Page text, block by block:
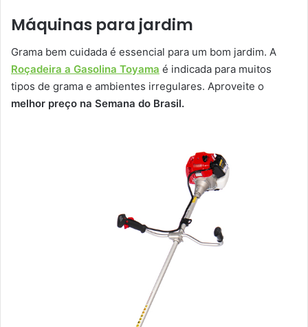
Máquinas para jardim
Grama bem cuidada é essencial para um bom jardim. A
Roçadeira a Gasolina Toyama é indicada para muitos
tipos de grama e ambientes irregulares. Aproveite o
melhor preço na Semana do Brasil.